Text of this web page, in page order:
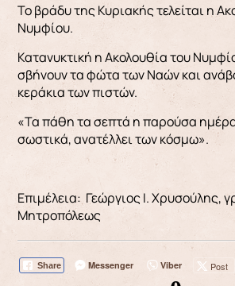
Το βράδυ της Κυριακής τελείται η
Νυμφίου.
Κατανυκτική η Ακολουθία του
σβήνουν τα φώτα των Ναών και
κεράκια των πιστών.
«Τα πάθη τα σεπτά η παρούσα
σωστικά, ανατέλλει των κόσμω».
Επιμέλεια: Γεώργιος Ι. Χρυσούλης,
Μητροπόλεως
Share Messenger Viber Post